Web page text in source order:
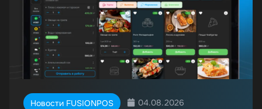
Новости FUSIONPOS 04.08.2026